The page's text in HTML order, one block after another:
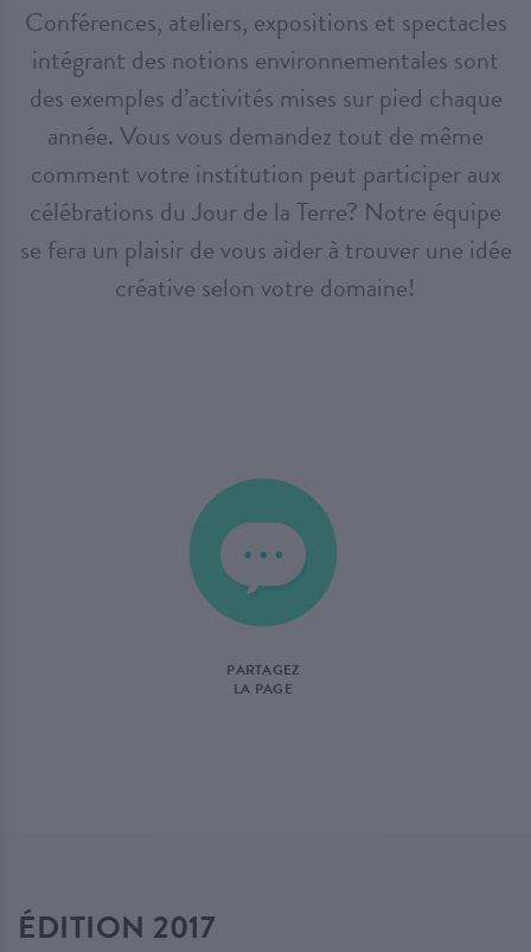
Conférences, ateliers, expositions et spectacles
intégrant des notions environnementales sont
des exemples d’activités mises sur pied chaque
année. Vous vous demandez tout de même
comment votre institution peut participer aux
célébrations du Jour de la Terre? Notre équipe
se fera un plaisir de vous aider à trouver une idée
créative selon votre domaine!
PARTAGEZ
LA PAGE
ÉDITION 2017